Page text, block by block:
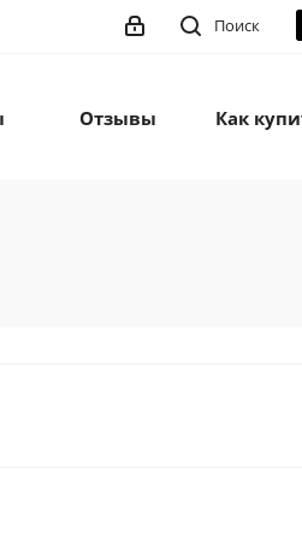
Поиск
Отзывы Как